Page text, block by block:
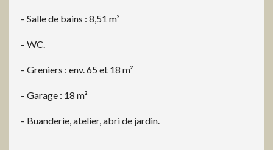
– Salle de bains : 8,51 m²
– WC.
– Greniers : env. 65 et 18 m²
– Garage : 18 m²
– Buanderie, atelier, abri de jardin.